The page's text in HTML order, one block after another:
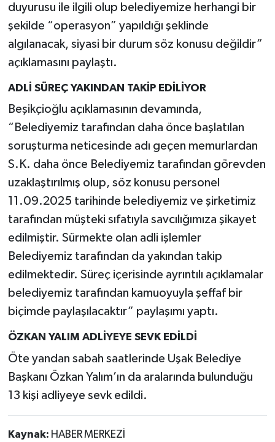
duyurusu ile ilgili olup belediyemize herhangi bir
şekilde “operasyon” yapıldığı şeklinde
algılanacak, siyasi bir durum söz konusu değildir”
açıklamasını paylaştı.
ADLİ SÜREÇ YAKINDAN TAKİP EDİLİYOR
Beşikçioğlu açıklamasının devamında,
“Belediyemiz tarafından daha önce başlatılan
soruşturma neticesinde adı geçen memurlardan
S.K. daha önce Belediyemiz tarafından görevden
uzaklaştırılmış olup, söz konusu personel
11.09.2025 tarihinde belediyemiz ve şirketimiz
tarafından müşteki sıfatıyla savcılığımıza şikayet
edilmiştir. Sürmekte olan adli işlemler
Belediyemiz tarafından da yakından takip
edilmektedir. Süreç içerisinde ayrıntılı açıklamalar
belediyemiz tarafından kamuoyuyla şeffaf bir
biçimde paylaşılacaktır” paylaşımı yaptı.
ÖZKAN YALIM ADLİYEYE SEVK EDİLDİ
Öte yandan sabah saatlerinde Uşak Belediye
Başkanı Özkan Yalım’ın da aralarında bulunduğu
13 kişi adliyeye sevk edildi.
Kaynak: HABER MERKEZİ